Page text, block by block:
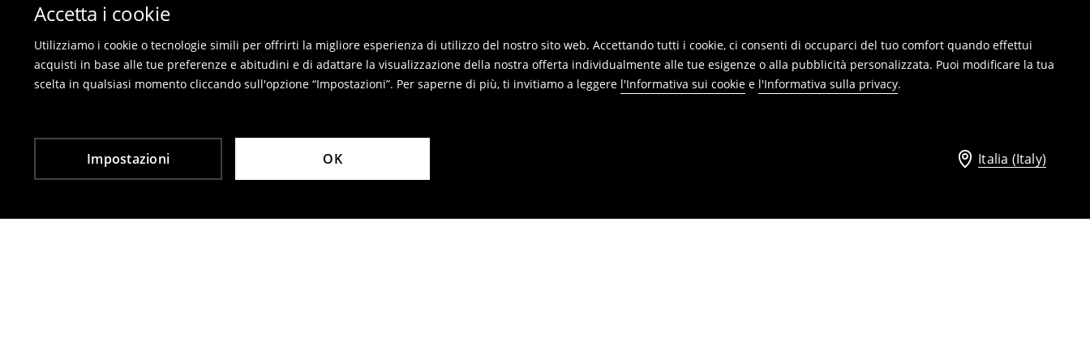
Accetta i cookie
Utilizziamo i cookie o tecnologie simili per offrirti la migliore esperienza di utilizzo del nostro sito web. Accettando tutti i cookie, ci consenti di occuparci del tuo comfort quando effettui
acquisti in base alle tue preferenze e abitudini e di adattare la visualizzazione della nostra offerta individualmente alle tue esigenze o alla pubblicità personalizzata. Puoi modificare la tua
scelta in qualsiasi momento cliccando sull'opzione “Impostazioni”. Per saperne di più, ti invitiamo a leggere l'Informativa sui cookie e l'Informativa sulla privacy.
Impostazioni OK Italia (Italy)
Sul nostro negozio online - compila il modulo di reso online e inviaci i prodotti.
I costumi da bagno e pigiami non possono essere restituiti nei punti vendita. Si
prega di utilizzare il modulo di reso online.
Le restituzioni sono gratuite
⟶Resi